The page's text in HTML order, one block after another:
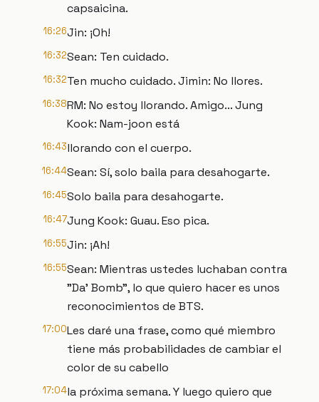
capsaicina.
16:26Jin: ¡Oh!
16:32Sean: Ten cuidado.
16:32Ten mucho cuidado. Jimin: No llores.
16:38RM: No estoy llorando. Amigo... Jung
Kook: Nam-joon está
16:43llorando con el cuerpo.
16:44Sean: Sí, solo baila para desahogarte.
16:45Solo baila para desahogarte.
16:47Jung Kook: Guau. Eso pica.
16:55Jin: ¡Ah!
16:55Sean: Mientras ustedes luchaban contra
"Da' Bomb", lo que quiero hacer es unos
reconocimientos de BTS.
17:00Les daré una frase, como qué miembro
tiene más probabilidades de cambiar el
color de su cabello
17:04la próxima semana. Y luego quiero que